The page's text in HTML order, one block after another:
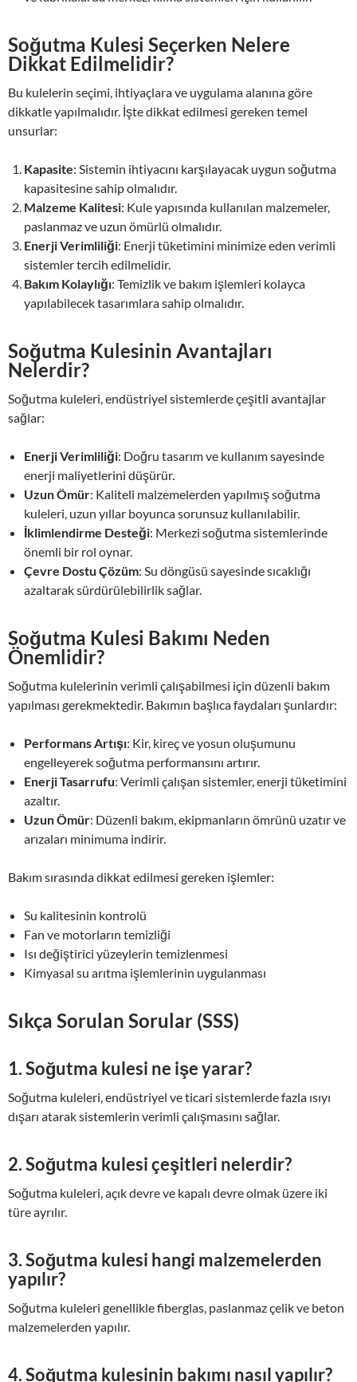
Soğutma Kulesi Seçerken Nelere
Dikkat Edilmelidir?
Bu kulelerin seçimi, ihtiyaçlara ve uygulama alanına göre
dikkatle yapılmalıdır. İşte dikkat edilmesi gereken temel
unsurlar:
Kapasite: Sistemin ihtiyacını karşılayacak uygun soğutma
kapasitesine sahip olmalıdır.
Malzeme Kalitesi: Kule yapısında kullanılan malzemeler,
paslanmaz ve uzun ömürlü olmalıdır.
Enerji Verimliliği: Enerji tüketimini minimize eden verimli
sistemler tercih edilmelidir.
Bakım Kolaylığı: Temizlik ve bakım işlemleri kolayca
yapılabilecek tasarımlara sahip olmalıdır.
Soğutma Kulesinin Avantajları
Nelerdir?
Soğutma kuleleri, endüstriyel sistemlerde çeşitli avantajlar
sağlar:
Enerji Verimliliği: Doğru tasarım ve kullanım sayesinde
enerji maliyetlerini düşürür.
Uzun Ömür: Kaliteli malzemelerden yapılmış soğutma
kuleleri, uzun yıllar boyunca sorunsuz kullanılabilir.
İklimlendirme Desteği: Merkezi soğutma sistemlerinde
önemli bir rol oynar.
Çevre Dostu Çözüm: Su döngüsü sayesinde sıcaklığı
azaltarak sürdürülebilirlik sağlar.
Soğutma Kulesi Bakımı Neden
Önemlidir?
Soğutma kulelerinin verimli çalışabilmesi için düzenli bakım
yapılması gerekmektedir. Bakımın başlıca faydaları şunlardır:
Performans Artışı: Kir, kireç ve yosun oluşumunu
engelleyerek soğutma performansını artırır.
Enerji Tasarrufu: Verimli çalışan sistemler, enerji tüketimini
azaltır.
Uzun Ömür: Düzenli bakım, ekipmanların ömrünü uzatır ve
arızaları minimuma indirir.
Bakım sırasında dikkat edilmesi gereken işlemler:
Su kalitesinin kontrolü
Fan ve motorların temizliği
Isı değiştirici yüzeylerin temizlenmesi
Kimyasal su arıtma işlemlerinin uygulanması
Sıkça Sorulan Sorular (SSS)
1. Soğutma kulesi ne işe yarar?
Soğutma kuleleri, endüstriyel ve ticari sistemlerde fazla ısıyı
dışarı atarak sistemlerin verimli çalışmasını sağlar.
2. Soğutma kulesi çeşitleri nelerdir?
Soğutma kuleleri, açık devre ve kapalı devre olmak üzere iki
türe ayrılır.
3. Soğutma kulesi hangi malzemelerden
yapılır?
Soğutma kuleleri genellikle fiberglas, paslanmaz çelik ve beton
malzemelerden yapılır.
4. Soğutma kulesinin bakımı nasıl yapılır?